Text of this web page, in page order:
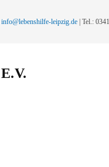
info@lebenshilfe-leipzig.de | Tel.: